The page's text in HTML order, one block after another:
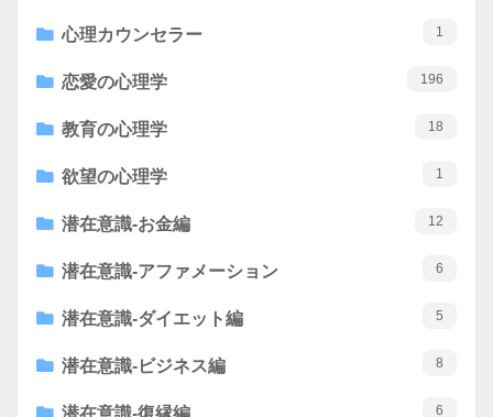
心理カウンセラー 1
恋愛の心理学 196
教育の心理学 18
欲望の心理学 1
潜在意識-お金編 12
潜在意識-アファメーション 6
潜在意識-ダイエット編 5
潜在意識-ビジネス編 8
6